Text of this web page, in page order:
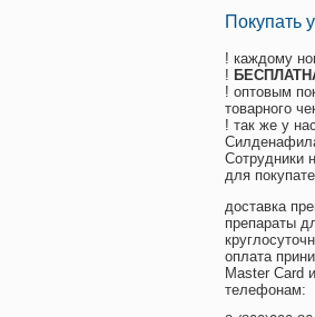
Покупать
! каждому
!
! оптовым
товарного
! так же у
Cотрудники
для
доставка
препараты
оплата
Master Card
телефонам: